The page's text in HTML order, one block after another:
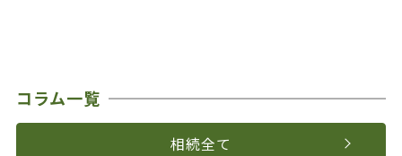
コラム一覧
相続全て